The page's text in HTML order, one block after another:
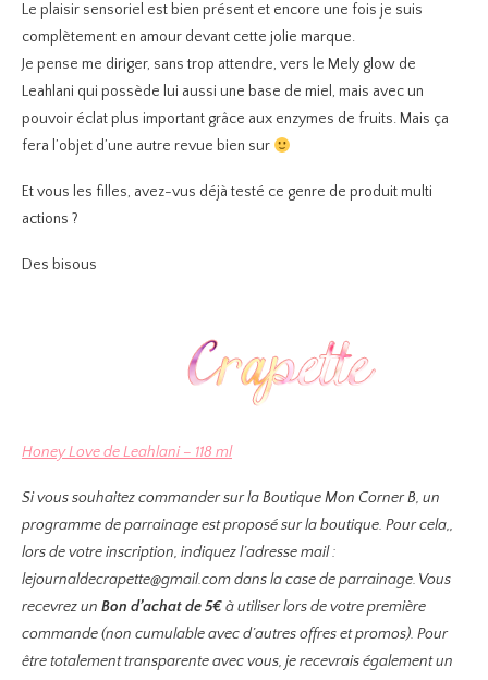
Le plaisir sensoriel est bien présent et encore une fois je suis
complètement en amour devant cette jolie marque.
Je pense me diriger, sans trop attendre, vers le Mely glow de
Leahlani qui possède lui aussi une base de miel, mais avec un
pouvoir éclat plus important grâce aux enzymes de fruits. Mais ça
fera l’objet d’une autre revue bien sur
Et vous les filles, avez-vus déjà testé ce genre de produit multi
actions ?
Des bisous
Honey Love de Leahlani – 118 ml
Si vous souhaitez commander sur la Boutique Mon Corner B, un
programme de parrainage est proposé sur la boutique. Pour cela,,
lors de votre inscription, indiquez l’adresse mail :
lejournaldecrapette@gmail.com dans la case de parrainage. Vous
recevrez un Bon d’achat de 5€à utiliser lors de votre première
commande (non cumulable avec d’autres offres et promos). Pour
être totalement transparente avec vous, je recevrais également un